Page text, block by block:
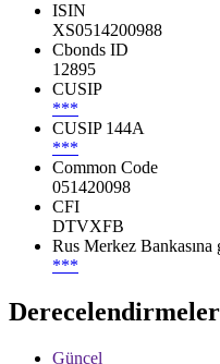
ISIN
XS0514200988
Cbonds ID
12895
CUSIP
***
CUSIP 144A
***
Common Code
051420098
CFI
DTVXFB
Rus Merkez Bankasına
***
Derecelendirmeler
Güncel